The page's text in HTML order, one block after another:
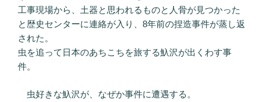
工事現場から、土器と思われるものと人骨が見つかった
と歴史センターに連絡が入り、8年前の捏造事件が蒸し返
された。
虫を追って日本のあちこちを旅する魞沢が出くわす事
件。
虫好きな魞沢が、なぜか事件に遭遇する。